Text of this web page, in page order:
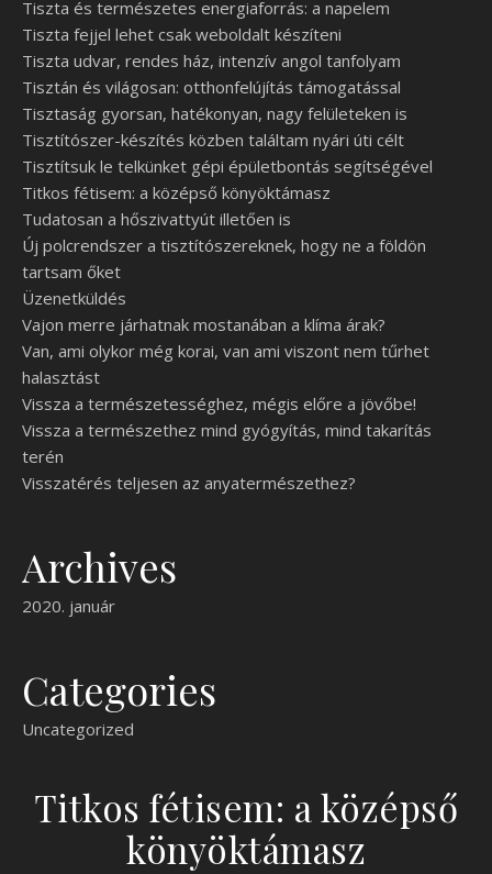
Tiszta és természetes energiaforrás: a napelem
Tiszta fejjel lehet csak weboldalt készíteni
Tiszta udvar, rendes ház, intenzív angol tanfolyam
Tisztán és világosan: otthonfelújítás támogatással
Tisztaság gyorsan, hatékonyan, nagy felületeken is
Tisztítószer-készítés közben találtam nyári úti célt
Tisztítsuk le telkünket gépi épületbontás segítségével
Titkos fétisem: a középső könyöktámasz
Tudatosan a hőszivattyút illetően is
Új polcrendszer a tisztítószereknek, hogy ne a földön
tartsam őket
Üzenetküldés
Vajon merre járhatnak mostanában a klíma árak?
Van, ami olykor még korai, van ami viszont nem tűrhet
halasztást
Vissza a természetességhez, mégis előre a jövőbe!
Vissza a természethez mind gyógyítás, mind takarítás
terén
Visszatérés teljesen az anyatermészethez?
Archives
2020. január
Categories
Uncategorized
Titkos fétisem: a középső
könyöktámasz